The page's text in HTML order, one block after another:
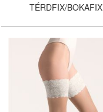
TÉRDFIX/BOKAFIX